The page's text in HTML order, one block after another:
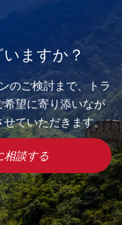
いますか？
のご検討まで、トラ
望に寄り添いなが
せていただきます。
相談する